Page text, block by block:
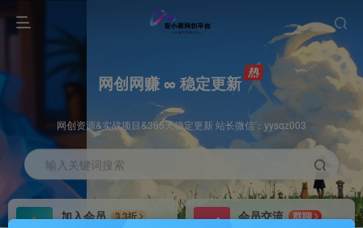
网创网赚 ∞ 稳定更新
网创资源&实战项目&365天稳定更新 站长微信：yysqz003
输入关键词搜索
加入会员
3.3折
会员交流
群聊